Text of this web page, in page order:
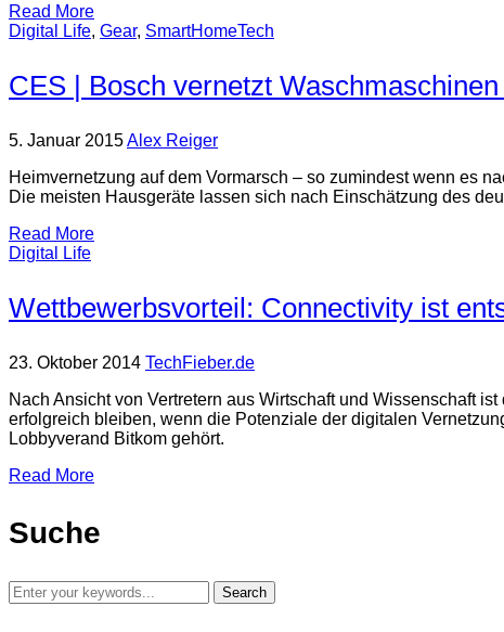
Read More
Digital Life, Gear, SmartHomeTech
CES | Bosch vernetzt
5. Januar 2015Alex Reiger
Heimvernetzung auf dem Vormarsch – so zumindest wenn es
Die meisten Hausgeräte lassen sich nach Einschätzung des
Read More
Digital Life
Wettbewerbsvorteil: Connectivity ist
23. Oktober 2014 TechFieber.de
Nach Ansicht von Vertretern aus Wirtschaft und Wissenschaft
erfolgreich bleiben, wenn die Potenziale der digitalen
Lobbyverand Bitkom gehört.
Read More
Suche